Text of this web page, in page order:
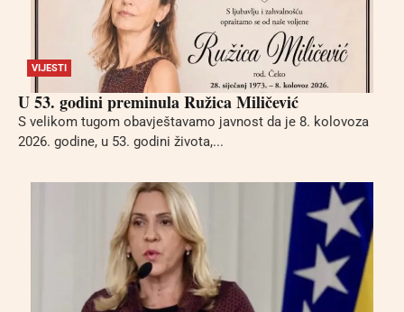
VIJESTI
U 53. godini preminula Ružica Miličević
S velikom tugom obavještavamo javnost da je 8. kolovoza
2026. godine, u 53. godini života,...